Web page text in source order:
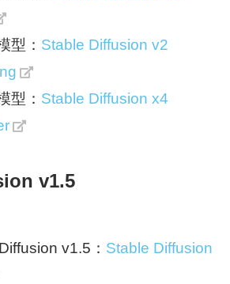
型： Stable Diffusion v2
型： Stable Diffusion x4
v1.5
v1.5： Stable Diffusion